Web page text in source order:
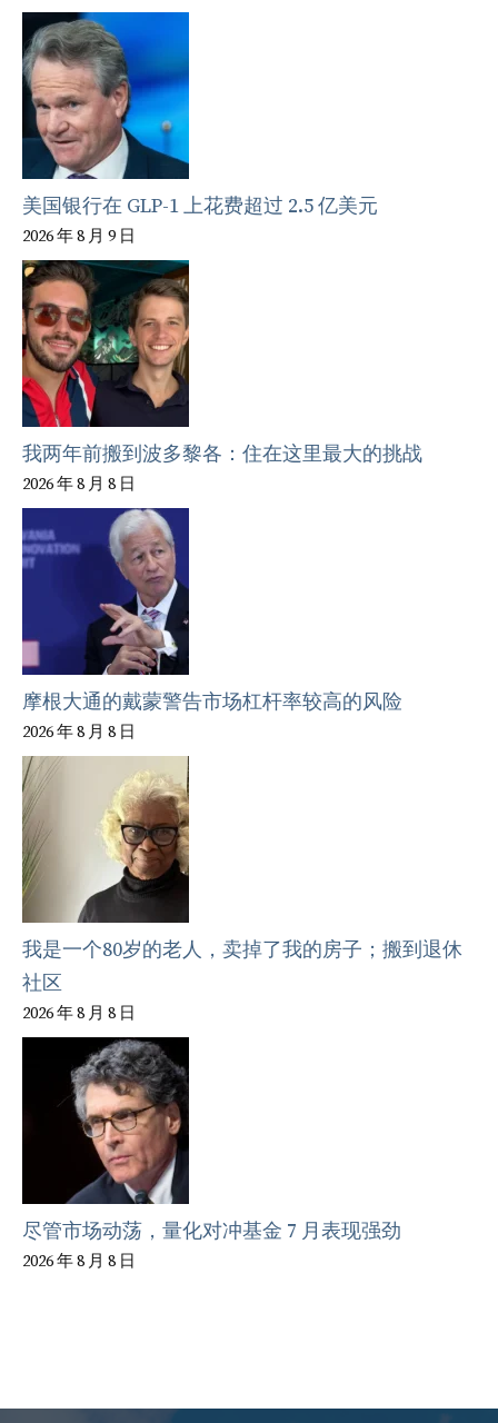
美国银行在 GLP-1 上花费超过 2.5 亿美元
2026 年 8 月 9 日
我两年前搬到波多黎各：住在这里最大的挑战
2026 年 8 月 8 日
摩根大通的戴蒙警告市场杠杆率较高的风险
2026 年 8 月 8 日
我是一个80岁的老人，卖掉了我的房子；搬到退休
社区
2026 年 8 月 8 日
尽管市场动荡，量化对冲基金 7 月表现强劲
2026 年 8 月 8 日